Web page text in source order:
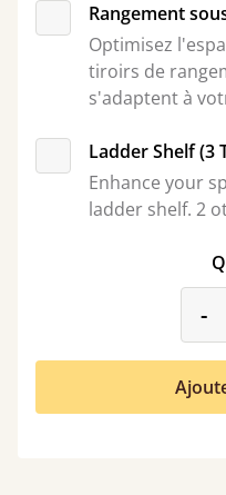
Rangement
Optimisez
tiroirs de
s'adaptent à
Ladder Shelf (3
Enhance your
ladder shelf. 2
-